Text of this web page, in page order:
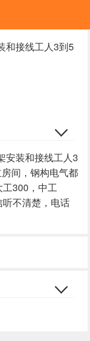
和接线工人3到5
安装和接线工人3
间，钢构电气都
300，中工
不清楚，电话